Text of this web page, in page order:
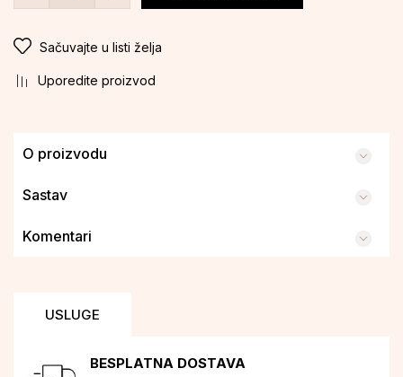
Sačuvajte u listi želja
Uporedite proizvod
O proizvodu
Sastav
Komentari
USLUGE
BESPLATNA DOSTAVA